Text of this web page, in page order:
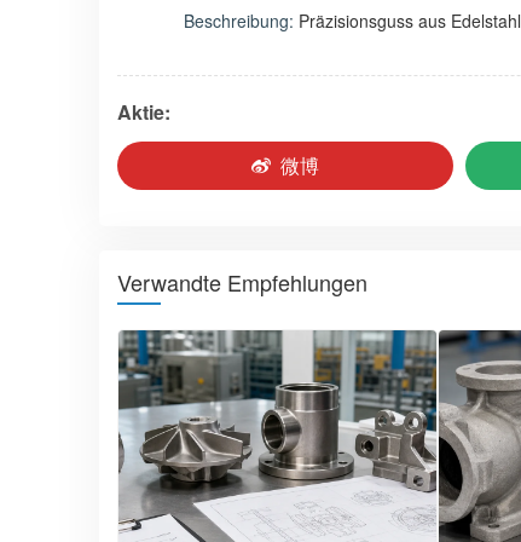
Beschreibung: Präzisionsguss aus Edelstahl
Aktie:
微博
Verwandte Empfehlungen